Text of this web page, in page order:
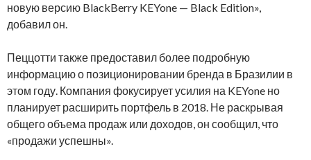
новую версию BlackBerry KEYone — Black Edition»,
добавил он.
Пеццотти также предоставил более подробную
информацию о позиционировании бренда в Бразилии в
этом году. Компания фокусирует усилия на KEYone но
планирует расширить портфель в 2018. Не раскрывая
общего объема продаж или доходов, он сообщил, что
«продажи успешны».